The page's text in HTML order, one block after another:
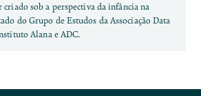
sob a perspectiva da infância na
do Grupo de Estudos da Associação Data
Alana e ADC.